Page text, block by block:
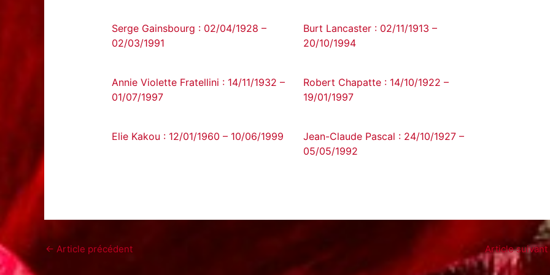
Serge Gainsbourg : 02/04/1928 –
02/03/1991
Burt Lancaster : 02/11/1913 –
20/10/1994
Annie Violette Fratellini : 14/11/1932 –
01/07/1997
Robert Chapatte : 14/10/1922 –
19/01/1997
Elie Kakou : 12/01/1960 – 10/06/1999
Jean-Claude Pascal : 24/10/1927 –
05/05/1992
← Article précédent Article suivant